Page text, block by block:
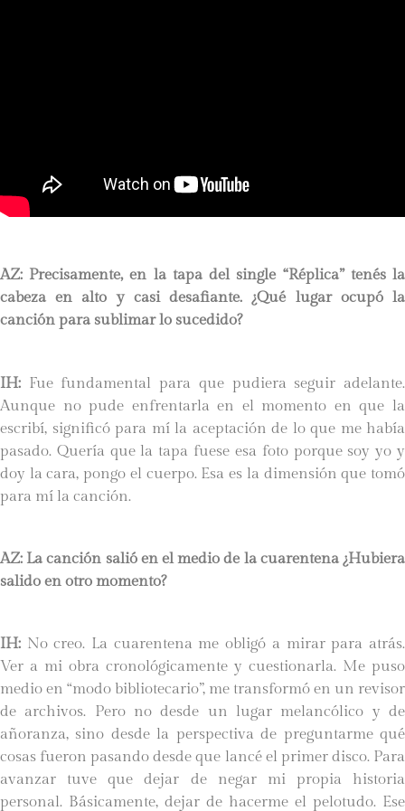
AZ: Precisamente, en la tapa del single “Réplica” tenés la
cabeza en alto y casi desafiante. ¿Qué lugar ocupó la
canción para sublimar lo sucedido?
IH: Fue fundamental para que pudiera seguir adelante.
Aunque no pude enfrentarla en el momento en que la
escribí, significó para mí la aceptación de lo que me había
pasado. Quería que la tapa fuese esa foto porque soy yo y
doy la cara, pongo el cuerpo. Esa es la dimensión que tomó
para mí la canción.
AZ: La canción salió en el medio de la cuarentena ¿Hubiera
salido en otro momento?
IH: No creo. La cuarentena me obligó a mirar para atrás.
Ver a mi obra cronológicamente y cuestionarla. Me puso
medio en “modo bibliotecario”, me transformó en un revisor
de archivos. Pero no desde un lugar melancólico y de
añoranza, sino desde la perspectiva de preguntarme qué
cosas fueron pasando desde que lancé el primer disco. Para
avanzar tuve que dejar de negar mi propia historia
personal. Básicamente, dejar de hacerme el pelotudo. Ese